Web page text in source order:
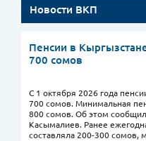
Новости ВКП
Пенсии в
700 сомов
С 1 октября 2026 года
700 сомов. Минимальная
800 сомов. Об этом
Касымалиев. Ранее
составляла 200-300